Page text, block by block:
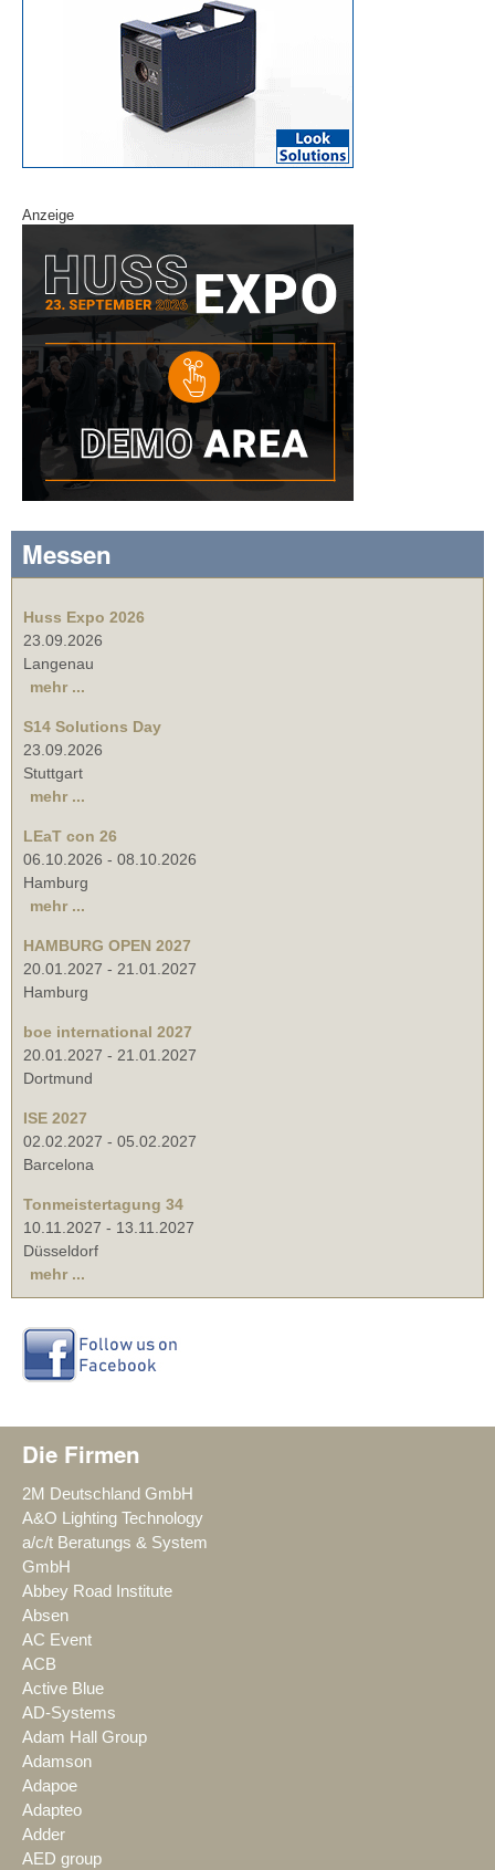
Anzeige
Messen
Huss Expo 2026
23.09.2026
Langenau
mehr ...
S14 Solutions Day
23.09.2026
Stuttgart
mehr ...
LEaT con 26
06.10.2026 - 08.10.2026
Hamburg
mehr ...
HAMBURG OPEN 2027
20.01.2027 - 21.01.2027
Hamburg
boe international 2027
20.01.2027 - 21.01.2027
Dortmund
ISE 2027
02.02.2027 - 05.02.2027
Barcelona
Tonmeistertagung 34
10.11.2027 - 13.11.2027
Düsseldorf
mehr ...
Die Firmen
2M Deutschland GmbH
A&O Lighting Technology
a/c/t Beratungs & System
GmbH
Abbey Road Institute
Absen
AC Event
ACB
Active Blue
AD-Systems
Adam Hall Group
Adamson
Adapoe
Adapteo
Adder
AED group